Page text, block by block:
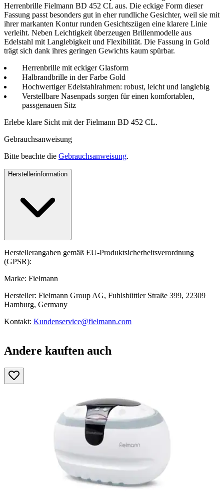
Herrenbrille Fielmann BD 452 CL aus. Die eckige Form dieser
Fassung passt besonders gut in eher rundliche Gesichter, weil sie mit
ihrer markanten Kontur runden Gesichtszügen eine klarere Linie
verleiht. Neben Leichtigkeit überzeugen Brillenmodelle aus
Edelstahl mit Langlebigkeit und Flexibilität. Die Fassung in Gold
trägt sich dank ihres geringen Gewichts kaum spürbar.
Herrenbrille mit eckiger Glasform
Halbrandbrille in der Farbe Gold
Hochwertiger Edelstahlrahmen: robust, leicht und langlebig
Verstellbare Nasenpads sorgen für einen komfortablen,
passgenauen Sitz
Erlebe klare Sicht mit der Fielmann BD 452 CL.
Gebrauchsanweisung
Bitte beachte die Gebrauchsanweisung.
Herstellerinformation
Herstellerangaben gemäß EU-Produktsicherheitsverordnung
(GPSR):
Marke: Fielmann
Hersteller: Fielmann Group AG, Fuhlsbüttler Straße 399, 22309
Hamburg, Germany
Kontakt: Kundenservice@fielmann.com
Andere kauften auch